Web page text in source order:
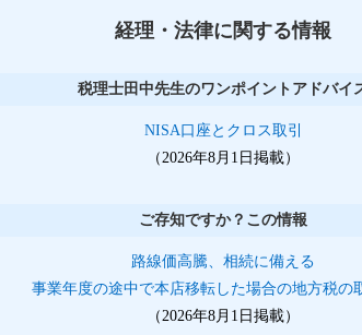
経理・法律に関する情報
税理士田中先生のワンポイントアドバイ
NISA口座とクロス取引
（2026年8月1日掲載）
ご存知ですか？この情報
路線価高騰、相続に備える
事業年度の途中で本店移転した場合の地方税の
（2026年8月1日掲載）